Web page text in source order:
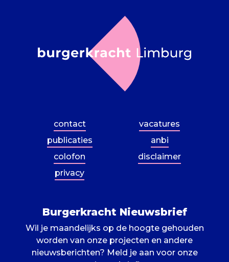
contact
vacatures
publicaties
anbi
colofon
disclaimer
privacy
Burgerkracht Nieuwsbrief
Wil je maandelijks op de hoogte gehouden
worden van onze projecten en andere
nieuwsberichten? Meld je aan voor onze